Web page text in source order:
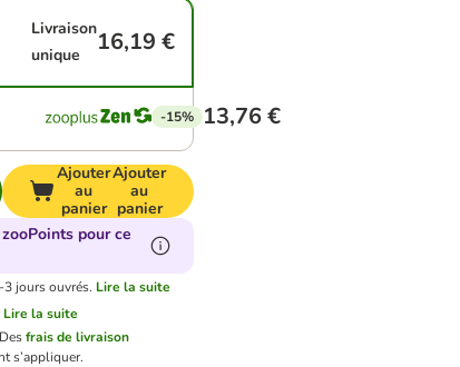
Livraison
unique
16,19 €
-15% 13,76 €
Ajouter
au
panier
Ajouter
au
panier
pour ce
jours ouvrés. Lire la suite
Lire la suite
Desfrais de livraison
s’appliquer.